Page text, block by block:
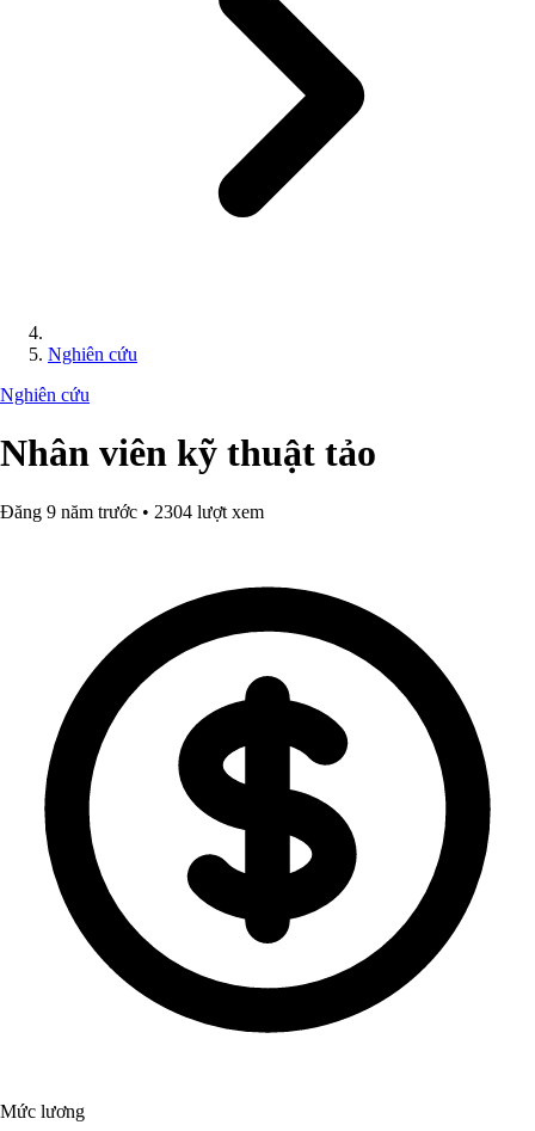
Nghiên cứu
Nghiên cứu
Nhân viên kỹ thuật tảo
Đăng 9 năm trước • 2304 lượt xem
Mức lương